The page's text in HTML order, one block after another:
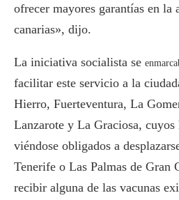
ofrecer mayores garantías en la
canarias», dijo.
La iniciativa socialista se
facilitar este servicio a la
Hierro, Fuerteventura, La
Lanzarote y La Graciosa, cuyos
viéndose obligados a
Tenerife o Las Palmas de Gran
recibir alguna de las vacunas